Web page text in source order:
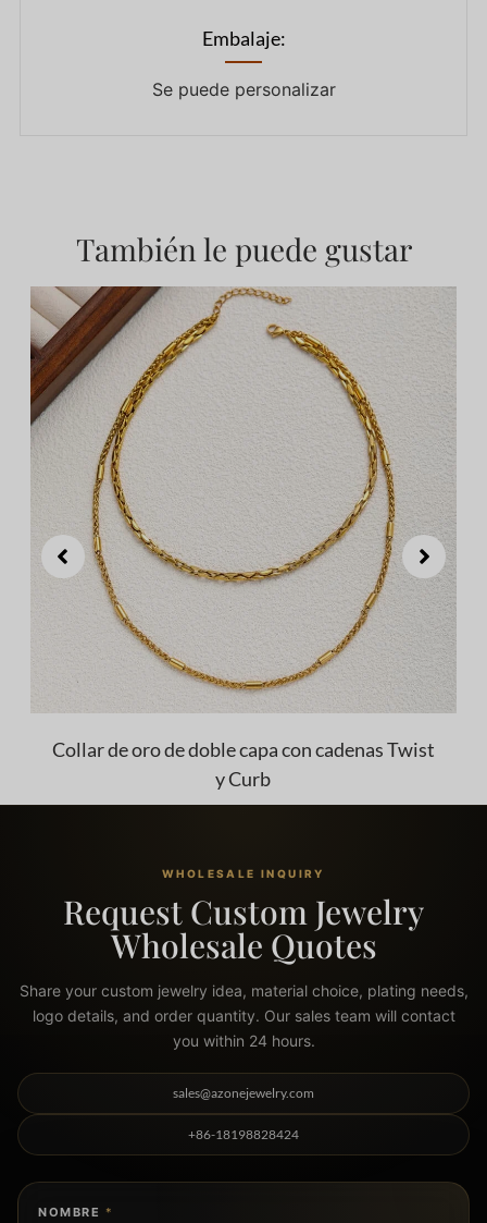
Embalaje:
Se puede personalizar
También le puede gustar
Collar de oro de doble capa con cadenas Twist
y Curb
WHOLESALE INQUIRY
Request Custom Jewelry
Wholesale Quotes
Share your custom jewelry idea, material choice, plating needs,
logo details, and order quantity. Our sales team will contact
you within 24 hours.
sales@azonejewelry.com
+86-18198828424
NOMBRE *